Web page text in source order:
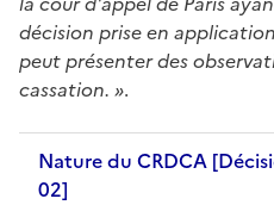
décision prise en
peut présenter des
cassation. ».
Nature du CRDCA
02]